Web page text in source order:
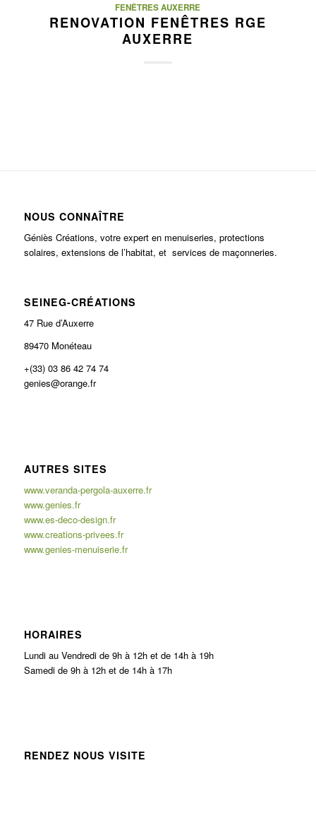
FENÊTRES AUXERRE
RENOVATION FENÊTRES RGE
AUXERRE
NOUS CONNAÎTRE
Géniès Créations, votre expert en menuiseries, protections
solaires, extensions de l’habitat, et services de maçonneries.
SEINEG-CRÉATIONS
47 Rue d’Auxerre
89470 Monéteau
+(33) 03 86 42 74 74
genies@orange.fr
AUTRES SITES
www.veranda-pergola-auxerre.fr
www.genies.fr
www.es-deco-design.fr
www.creations-privees.fr
www.genies-menuiserie.fr
HORAIRES
Lundi au Vendredi de 9h à 12h et de 14h à 19h
Samedi de 9h à 12h et de 14h à 17h
RENDEZ NOUS VISITE